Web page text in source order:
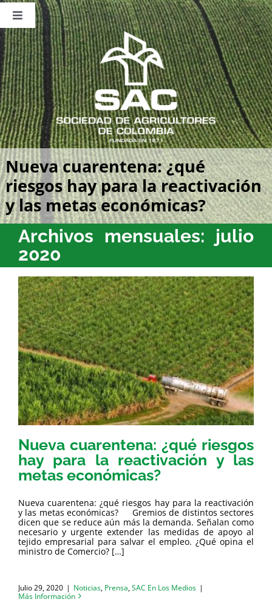
Saltar
contenido
Toggle
Navigation
Nosotros
Publicaciones
Sala de Prensa
Eventos
Nueva cuarentena: ¿qué
riesgos hay para la reactivación
y las metas económicas?
Archivos mensuales: julio
2020
Nueva cuarentena: ¿qué riesgos
hay para la reactivación y las
metas económicas?
Nueva cuarentena: ¿qué riesgos hay para la reactivación
y las metas económicas? Gremios de distintos sectores
dicen que se reduce aún más la demanda. Señalan como
necesario y urgente extender las medidas de apoyo al
tejido empresarial para salvar el empleo. ¿Qué opina el
ministro de Comercio? […]
Julio 29, 2020 | Noticias, Prensa,SAC En Los Medios |
Más Información